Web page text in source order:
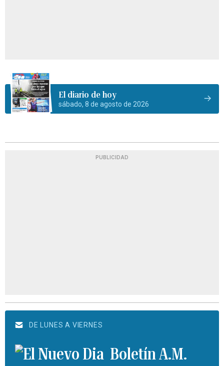
El diario de hoy
sábado, 8 de agosto de 2026
PUBLICIDAD
DE LUNES A VIERNES
Boletín A.M.